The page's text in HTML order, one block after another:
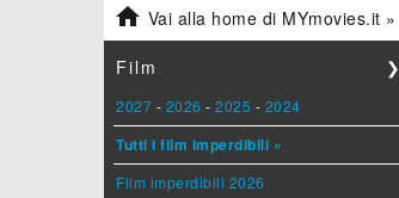
 Vai alla home di MYmovies.it »
Film ❯
2027 - 2026 - 2025 - 2024
Tutti i film imperdibili »
Film imperdibili 2026